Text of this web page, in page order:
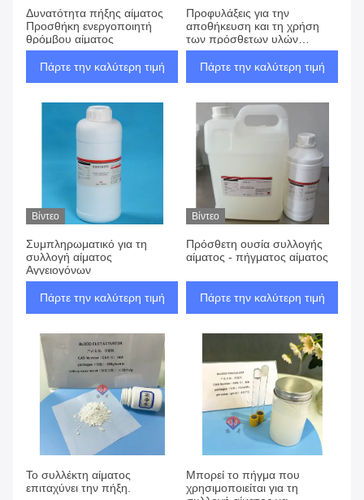
Δυνατότητα πήξης αίματος
Προσθήκη ενεργοποιητή
θρόμβου αίματος
Πάρτε την καλύτερη τιμή
Προφυλάξεις για την
αποθήκευση και τη χρήση
των πρόσθετων υλών
δειγματοληψίας αίματος
Πάρτε την καλύτερη τιμή
Βίντεο
Συμπληρωματικό για τη
συλλογή αίματος
Αγγειογόνων
Πάρτε την καλύτερη τιμή
Βίντεο
Πρόσθετη ουσία συλλογής
αίματος - πήγματος αίματος
Πάρτε την καλύτερη τιμή
Το συλλέκτη αίματος
επιταχύνει την πήξη.
Μπορεί το πήγμα που
χρησιμοποιείται για τη